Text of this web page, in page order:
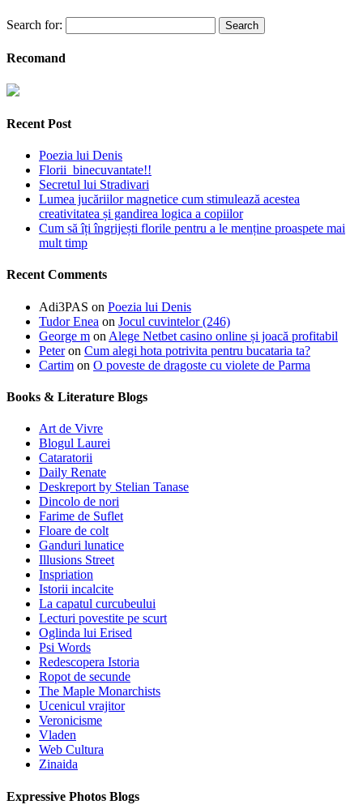
Search for:
Recomand
Recent Post
Poezia lui Denis
Florii binecuvantate!!
Secretul lui Stradivari
Lumea jucăriilor magnetice cum stimulează acestea
creativitatea și gandirea logica a copiilor
Cum să îți îngrijești florile pentru a le menține proaspete mai
mult timp
Recent Comments
Adi3PAS on Poezia lui Denis
Tudor Enea on Jocul cuvintelor (246)
George m on Alege Netbet casino online și joacă profitabil
Peteron Cum alegi hota potrivita pentru bucataria ta?
Cartim on O poveste de dragoste cu violete de Parma
Books & Literature Blogs
Art de Vivre
Blogul Laurei
Cataratorii
Daily Renate
Deskreport by Stelian Tanase
Dincolo de nori
Farime de Suflet
Floare de colt
Ganduri lunatice
Illusions Street
Inspriation
Istorii incalcite
La capatul curcubeului
Lecturi povestite pe scurt
Oglinda lui Erised
Psi Words
Redescopera Istoria
Ropot de secunde
The Maple Monarchists
Ucenicul vrajitor
Veronicisme
Vladen
Web Cultura
Zinaida
Expressive Photos Blogs